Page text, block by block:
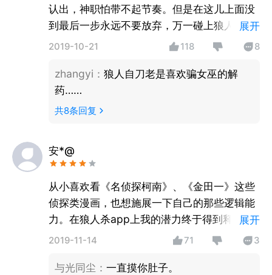
认出，神职怕带不起节奏。但是在这儿上面没
到最后一步永远不要放弃，万一碰上狼人自
刀，身为猎人的你虽被票但是带走另一匹狼大
展开
2019-10-21 118 8
zhangyi ： 狼人自刀老是喜欢骗女巫的解
药……
共8条回复
安*@
从小喜欢看《名侦探柯南》、《金田一》这些
侦探类漫画，也想施展一下自己的那些逻辑能
力。在狼人杀app上我的潜力终于得到释放
啦！虽然APP上人很多！但是相信会有和你们
走准没错！
展开
2019-11-14 71 3
与光同尘 ： 一直摸你肚子。